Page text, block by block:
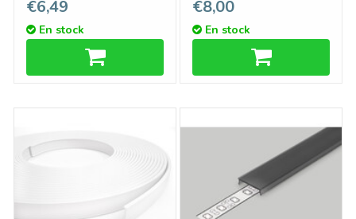
longueur de 1m ou 2m
€6,49
En stock
longueurs de 1m ou 2m
€8,00
En stock